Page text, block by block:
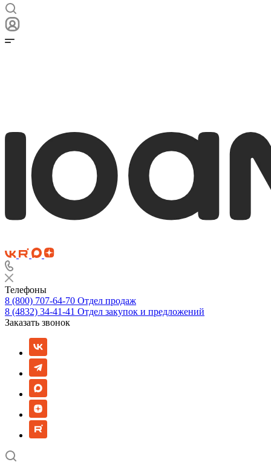
Телефоны
8 (800) 707-64-70 Отдел продаж
8 (4832) 34-41-41 Отдел закупок и предложений
Заказать звонок